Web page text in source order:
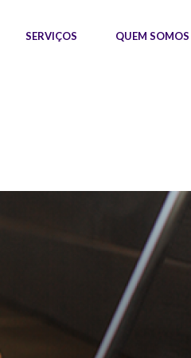
SERVIÇOS QUEM SOMOS